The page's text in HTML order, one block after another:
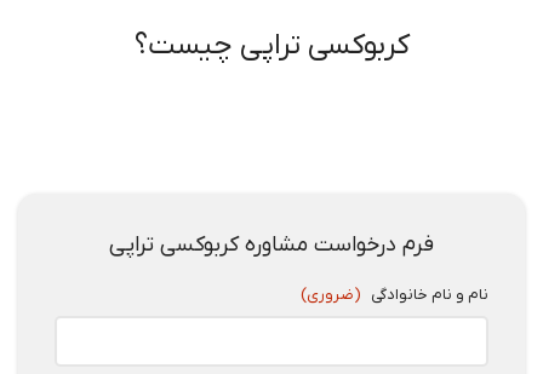
کربوکسی تراپی چیست؟
فرم درخواست مشاوره کربوکسی تراپی
نام و نام خانوادگی (ضروری)